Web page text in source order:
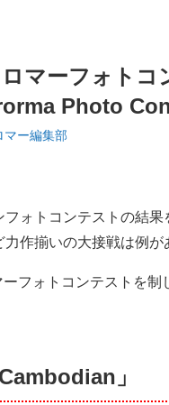
マーフォトコ
Photo
マー編集部
ォトコンテストの結果
作揃いの大接戦は例が
フォトコンテストを制
」